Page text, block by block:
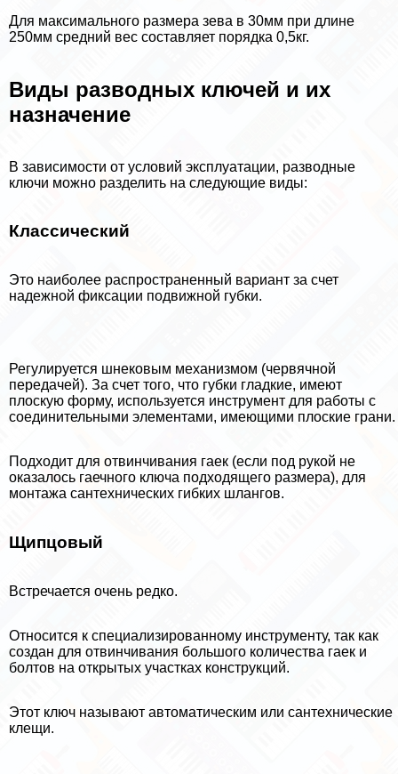
Для максимального размера зева в 30мм при длине
250мм средний вес составляет порядка 0,5кг.
Виды разводных ключей и их
назначение
В зависимости от условий эксплуатации, разводные
ключи можно разделить на следующие виды:
Классический
Это наиболее распространенный вариант за счет
надежной фиксации подвижной губки.
Регулируется шнековым механизмом (червячной
передачей). За счет того, что губки гладкие, имеют
плоскую форму, используется инструмент для работы с
соединительными элементами, имеющими плоские грани.
Подходит для отвинчивания гаек (если под рукой не
оказалось гаечного ключа подходящего размера), для
монтажа сантехнических гибких шлангов.
Щипцовый
Встречается очень редко.
Относится к специализированному инструменту, так как
создан для отвинчивания большого количества гаек и
болтов на открытых участках конструкций.
Этот ключ называют автоматическим или сантехнические
клещи.